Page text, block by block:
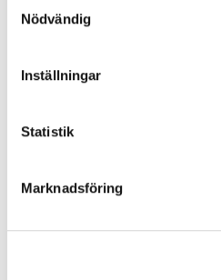
Nödvändig
Inställningar
Statistik
Marknadsföring
hela organisationen för att
efterlevnad av de nya
Arbetsmiljöansvaret i
kräver en tydlig
tillsammans skapar en säker